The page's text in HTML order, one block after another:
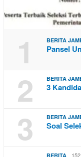
1 BERITA
Pansel
2 BERITA
3
3 BERITA
Soal
BERITA